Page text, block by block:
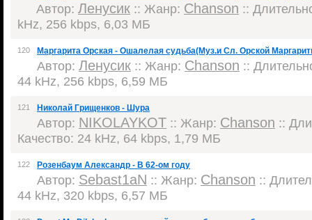
Автор: Ленусик :: Жанр: Chanson ::
kHz, 256 kbps, 6,03 МБ
120 Маргарита Орская - Ошалелая судьба(Муз.и Сл. Орской
Автор: Ленусик :: Жанр: Chanson ::
44 kHz, 256 kbps, 6,59 МБ
121 Николай Грищенков - Шура
Автор: NIKOLAYKOT :: Жанр: Chanson ::
Качество: 24 kHz, 64 kbps, 1,79 МБ
122 Розенбаум Александр - В 62-ом году
Автор: Sebast1aN :: Жанр: Chanson ::
44 kHz, 320 kbps, 6,57 МБ